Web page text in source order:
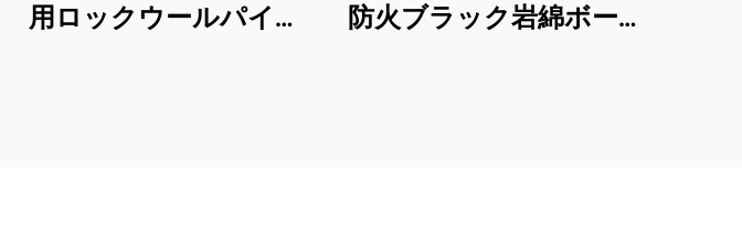
用ロックウールパイプ
防火ブラック岩綿ボード